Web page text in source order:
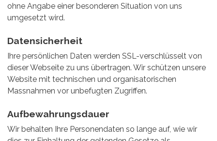
ohne Angabe einer besonderen Situation von uns
umgesetzt wird.
Datensicherheit
Ihre persönlichen Daten werden SSL-verschlüsselt von
dieser Webseite zu uns übertragen. Wir schützen unsere
Website mit technischen und organisatorischen
Massnahmen vor unbefugten Zugriffen.
Aufbewahrungsdauer
Wir behalten Ihre Personendaten so lange auf, wie wir